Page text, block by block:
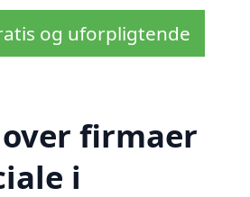
og uforpligtende
firmaer
i